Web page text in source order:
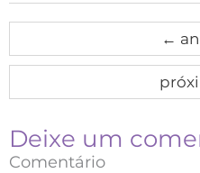
←
Deixe um
Comentário